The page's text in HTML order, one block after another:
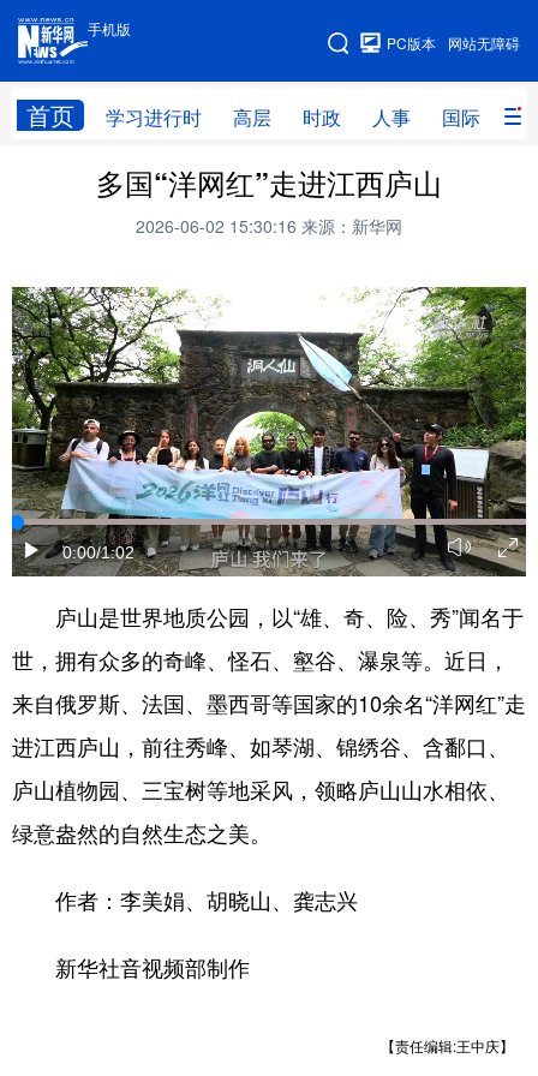
手机版
网站无障碍
PC版本
首页 学习进行时 高层 时政 人事 国际 财
手机版
网站地图
学习进行时 高层 时政
财经 网评
台湾 思客智库 全球连线 教育
科技 科创 量子 体育
文化 书画 健康 军事
访谈 视频 图片 政务
法律 中央文件 金融 汽车
食品 人居 信息化 数字经济
学术中国 乡村振兴 银龄 溯源中国
城市 旅游 能源 会展
公益 一带一路 亚太网 上市公司
文化产业
辽宁 吉林
多国“洋网红”走进江西庐山
2026-06-02 15:30:16 来源：新华网
0:00/1:02
庐山是世界地质公园，以“雄、奇、险、秀”闻名于
世，拥有众多的奇峰、怪石、壑谷、瀑泉等。近日，
来自俄罗斯、法国、墨西哥等国家的10余名“洋网红”走
进江西庐山，前往秀峰、如琴湖、锦绣谷、含鄱口、
庐山植物园、三宝树等地采风，领略庐山山水相依、
绿意盎然的自然生态之美。
作者：李美娟、胡晓山、龚志兴
新华社音视频部制作
【责任编辑:王中庆】